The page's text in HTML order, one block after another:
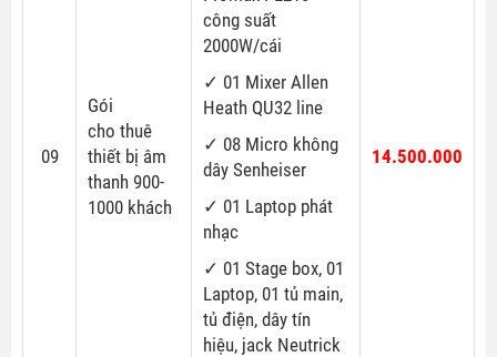
09
Gói
cho thuê
thiết bị âm
thanh 900-
1000 khách
công suất
2000W/cái
✓ 01 Mixer Allen
Heath QU32 line
✓ 08 Micro không
dây Senheiser
✓ 01 Laptop phát
nhạc
✓ 01 Stage box, 01
Laptop, 01 tủ main,
tủ điện, dây tín
hiệu, jack Neutrick
14.500.000